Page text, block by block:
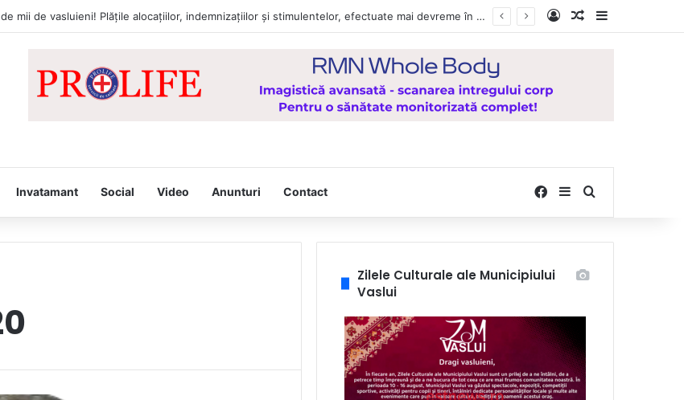
Vești bune pentru zeci de mii de vasluieni! Plățile alocațiilor, indemnizațiilor și stimulentelor, efectuate mai devreme în luna august 2026 Log InRandom Article
Invatamant Social Video Anunturi Contact Facebook
SidebarSearch for
Zilele Culturale ale Municipiului
Vaslui